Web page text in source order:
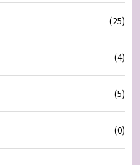
(25)
(4)
(5)
(0)